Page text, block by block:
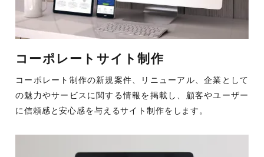
コーポレートサイト制作
コーポレート制作の新規案件、リニューアル、企業として
の魅力やサービスに関する情報を掲載し、顧客やユーザー
に信頼感と安心感を与えるサイト制作をします。